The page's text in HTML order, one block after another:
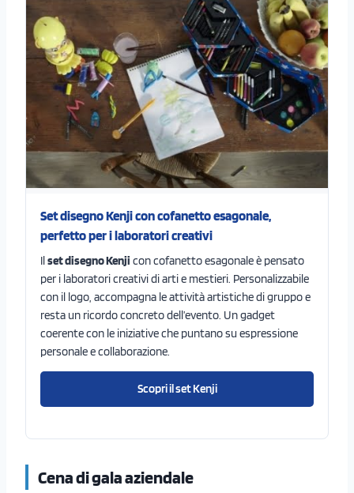
Set disegno Kenji con cofanetto esagonale,
perfetto per i laboratori creativi
Ilset disegno Kenji con cofanetto esagonale è pensato
per i laboratori creativi di arti e mestieri. Personalizzabile
con il logo, accompagna le attività artistiche di gruppo e
resta un ricordo concreto dell’evento. Un gadget
coerente con le iniziative che puntano su espressione
personale e collaborazione.
Scopri il set Kenji
Cena di gala aziendale